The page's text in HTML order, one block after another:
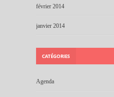
février 2014
janvier 2014
CATÉGORIES
Agenda